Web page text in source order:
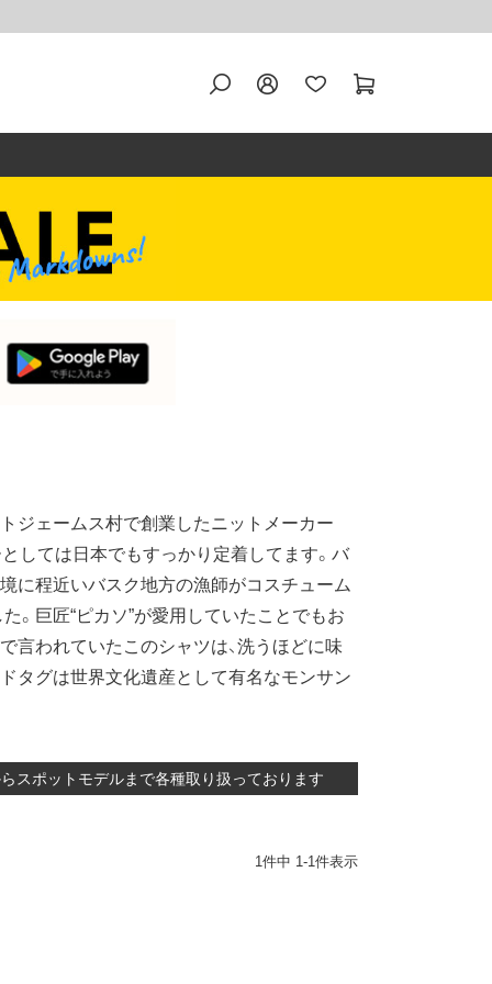
ジェームス村で創業したニットメーカー
しては日本でもすっかり定着してます。バ
に程近いバスク地方の漁師がコスチューム
。巨匠“ピカソ”が愛用していたことでもお
言われていたこのシャツは、洗うほどに味
タグは世界文化遺産として有名なモンサン
スポットモデルまで各種取り扱っております
1件中 1-1件表示